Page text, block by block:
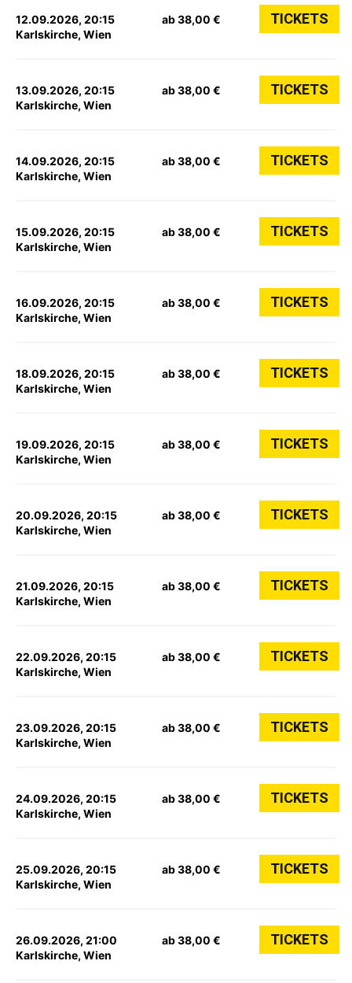
12.09.2026, 20:15
Karlskirche, Wien
ab 38,00 € TICKETS
13.09.2026, 20:15
Karlskirche, Wien
ab 38,00 € TICKETS
14.09.2026, 20:15
Karlskirche, Wien
ab 38,00 € TICKETS
15.09.2026, 20:15
Karlskirche, Wien
ab 38,00 € TICKETS
16.09.2026, 20:15
Karlskirche, Wien
ab 38,00 € TICKETS
18.09.2026, 20:15
Karlskirche, Wien
ab 38,00 € TICKETS
19.09.2026, 20:15
Karlskirche, Wien
ab 38,00 € TICKETS
20.09.2026, 20:15
Karlskirche, Wien
ab 38,00 € TICKETS
21.09.2026, 20:15
Karlskirche, Wien
ab 38,00 € TICKETS
22.09.2026, 20:15
Karlskirche, Wien
ab 38,00 € TICKETS
23.09.2026, 20:15
Karlskirche, Wien
ab 38,00 € TICKETS
24.09.2026, 20:15
Karlskirche, Wien
ab 38,00 € TICKETS
25.09.2026, 20:15
Karlskirche, Wien
ab 38,00 € TICKETS
26.09.2026, 21:00
Karlskirche, Wien
ab 38,00 € TICKETS